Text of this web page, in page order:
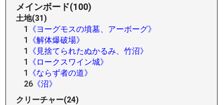
メインボード(100)
土地(31)
1
《ヨーグモスの墳墓、アーボーグ》
1
《解体爆破場》
1
《見捨てられたぬかるみ、竹沼》
1
《ロークスワイン城》
1
《ならず者の道》
26 《沼》
クリーチャー(24)